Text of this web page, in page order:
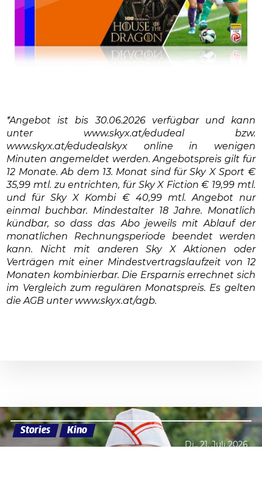
*Angebot ist bis 30.06.2026 verfügbar und kann
unter www.skyx.at/edudeal bzw.
www.skyx.at/edudealskyx online in wenigen
Minuten angemeldet werden. Angebotspreis gilt für
12 Monate. Ab dem 13. Monat sind für Sky X Sport €
35,99 mtl. zu entrichten, für Sky X Fiction € 19,99 mtl.
und für Sky X Kombi € 40,99 mtl. Angebot nur
einmal buchbar. Mindestalter 18 Jahre. Monatlich
kündbar, so dass das Abo jeweils mit Ablauf der
monatlichen Rechnungsperiode beendet werden
kann. Nicht mit anderen Sky X Aktionen oder
Verträgen mit einer Mindestvertragslaufzeit von 12
Monaten kombinierbar. Die Ersparnis errechnet sich
im Vergleich zum regulären Monatspreis. Es gelten
die AGB unter www.skyx.at/agb.
Stories Kino
Di., 21. Juli 2026